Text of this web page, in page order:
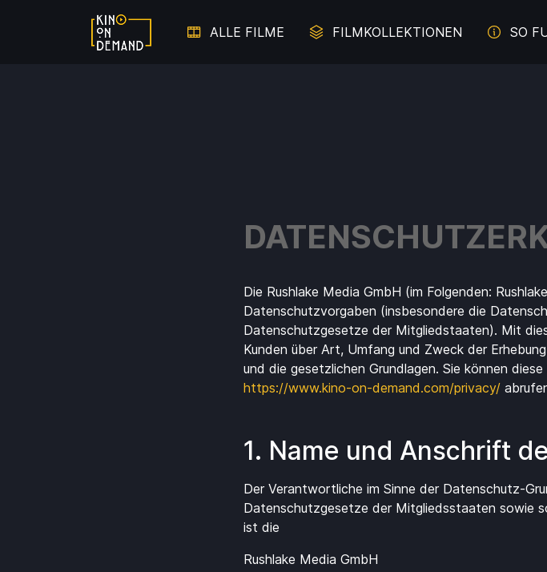
ALLE FILME FILMKOLLEKTIONEN SO
Die Rushlake Media GmbH (im Folgenden:
Datenschutzvorgaben (insbesondere die
Datenschutzgesetze der Mitgliedstaaten). Mit
Kunden über Art, Umfang und Zweck der
und die gesetzlichen Grundlagen. Sie können
https://www.kino-on-demand.com/privacy/
1. Name und Anschrift
Der Verantwortliche im Sinne der Datenschutz-
Datenschutzgesetze der Mitgliedsstaaten sowie
ist die
Rushlake Media GmbH